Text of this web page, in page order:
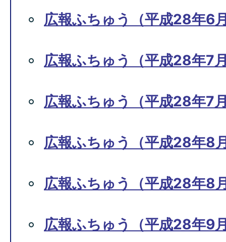
広報ふちゅう（平成28年6
広報ふちゅう（平成28年7
広報ふちゅう（平成28年7
広報ふちゅう（平成28年8
広報ふちゅう（平成28年8
広報ふちゅう（平成28年9